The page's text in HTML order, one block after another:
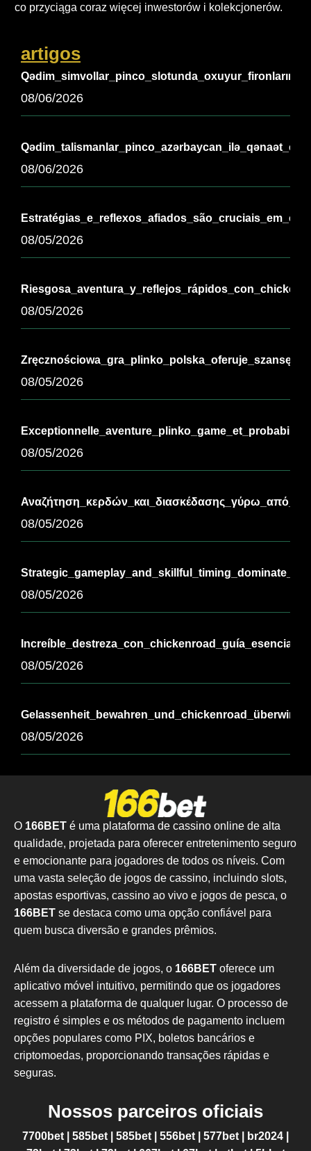
co przyciąga coraz więcej inwestorów i kolekcjonerów.
artigos
08/06/2026
08/06/2026
08/05/2026
08/05/2026
08/05/2026
08/05/2026
Αναζήτηση_κερδών_και_διασκέδασης_γύρω_από_τ-
08/05/2026
08/05/2026
08/05/2026
08/05/2026
O 166BET é uma plataforma de cassino online de alta
qualidade, projetada para oferecer entretenimento seguro
e emocionante para jogadores de todos os níveis. Com
uma vasta seleção de jogos de cassino, incluindo slots,
apostas esportivas, cassino ao vivo e jogos de pesca, o
166BET se destaca como uma opção confiável para
quem busca diversão e grandes prêmios.
Além da diversidade de jogos, o 166BET oferece um
aplicativo móvel intuitivo, permitindo que os jogadores
acessem a plataforma de qualquer lugar. O processo de
registro é simples e os métodos de pagamento incluem
opções populares como PIX, boletos bancários e
criptomoedas, proporcionando transações rápidas e
seguras.
Nossos parceiros oficiais
7700bet 585bet 585bet 556bet 577bet br2024